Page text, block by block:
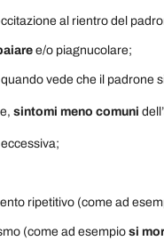
al rientro del
e/o piagnucolare;
vede che il padrone
sintomi meno comuni
ripetitivo (come ad
(come ad esempio si